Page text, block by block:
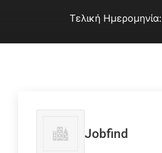
Τελική Ημερομηνία:
Jobfind